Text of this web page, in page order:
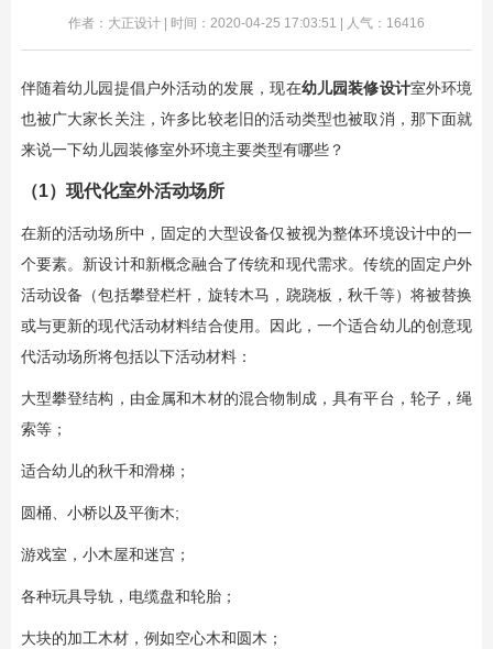
作者：大正设计 | 时间：2020-04-25 17:03:51 | 人气：16416
伴随着幼儿园提倡户外活动的发展，现在幼儿园装修设计室外环境
也被广大家长关注，许多比较老旧的活动类型也被取消，那下面就
来说一下幼儿园装修室外环境主要类型有哪些？
（1）现代化室外活动场所
在新的活动场所中，固定的大型设备仅被视为整体环境设计中的一
个要素。新设计和新概念融合了传统和现代需求。传统的固定户外
活动设备（包括攀登栏杆，旋转木马，跷跷板，秋千等）将被替换
或与更新的现代活动材料结合使用。因此，一个适合幼儿的创意现
代活动场所将包括以下活动材料：
大型攀登结构，由金属和木材的混合物制成，具有平台，轮子，绳
索等；
适合幼儿的秋千和滑梯；
圆桶、小桥以及平衡木;
游戏室，小木屋和迷宫；
各种玩具导轨，电缆盘和轮胎；
大块的加工木材，例如空心木和圆木；